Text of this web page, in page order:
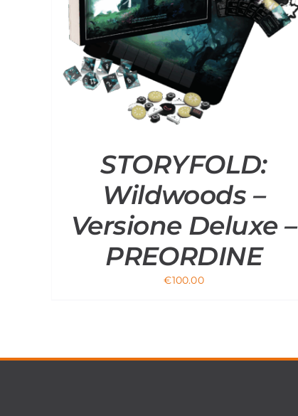
STORYFOLD:
Wildwoods –
Versione Deluxe –
PREORDINE
€100.00
-
STORYFOLD:
WILDWOODS
-
VERSIONE
COLLECTOR
-
PREORDINE
QUANTITÀ
+
Acquista / DETTAGLI